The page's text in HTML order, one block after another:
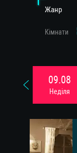
Жанр
Кімнати
09.08
Недiля